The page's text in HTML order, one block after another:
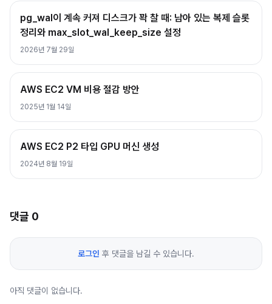
pg_wal이 계속 커져 디스크가 꽉 찰 때: 남아 있는 복제 슬롯
정리와 max_slot_wal_keep_size 설정
2026년 7월 29일
AWS EC2 VM 비용 절감 방안
2025년 1월 14일
AWS EC2 P2 타입 GPU 머신 생성
2024년 8월 19일
댓글 0
로그인 후 댓글을 남길 수 있습니다.
아직 댓글이 없습니다.